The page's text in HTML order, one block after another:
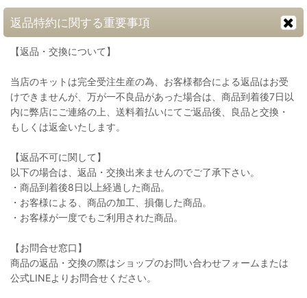
返品特約に関する重要事項
【返品・交換について】
当店のキットは完全受注生産の為、お客様都合による返品はお受
けできませんが、万が一不良品があった場合は、商品到着後7日以
内に弊店にご連絡の上、送料着払いにてご返品後、良品と交換・
もしくは返金いたします。
【返品不可に関して】
以下の場合は、返品・交換出来ませんのでご了承下さい。
・商品到着後8日以上経過した商品。
・お客様による、商品の加工、損傷した商品。
・お客様が一度でもご利用された商品。
【お問合せ窓口】
商品の返品・交換の際はショップのお問い合わせフォームまたは
公式LINEよりお問合せください。